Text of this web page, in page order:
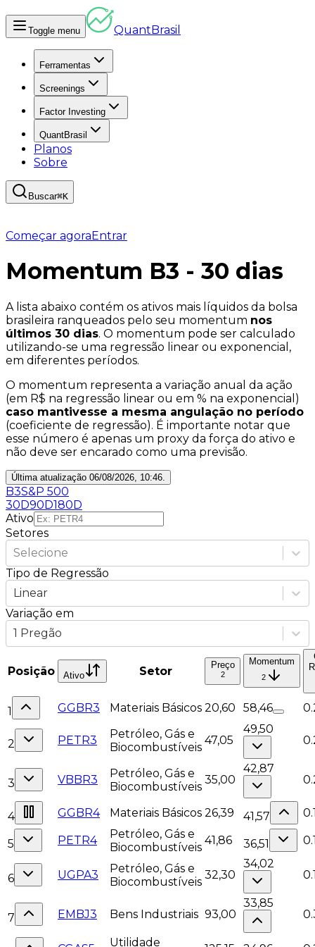
Toggle menu QuantBrasil
Ferramentas
Screenings
Factor Investing
QuantBrasil
Planos
Sobre
Buscar⌘K
Começar agoraEntrar
Momentum B3 - 30 dias
A lista abaixo contém os ativos mais líquidos da bolsa
brasileira ranqueados pelo seu momentum nos
últimos 30 dias. O momentum pode ser calculado
utilizando-se uma regressão linear ou exponencial,
em diferentes períodos.
O momentum representa a variação anual da ação
(em R$ na regressão linear ou em % na exponencial)
caso mantivesse a mesma angulação no período
(coeficiente de regressão). É importante notar que
esse número é apenas um proxy da força do ativo e
não deve ser encarado como uma previsão.
Última atualização 06/08/2026, 10:46
B3S&P 500
30D90D180D
Ativo
Setores
Selecione
Tipo de Regressão
Linear
Variação em
1 Pregão
Posição Ativo Setor Preço
2
Momentum
2
1 GGBR3 Materiais Básicos 20,60 58,46
2 PETR3
Petróleo, Gás e
Biocombustíveis
47,05
49,50
3 VBBR3
Petróleo, Gás e
Biocombustíveis
35,00
42,87
4 GGBR4 Materiais Básicos 26,39 41,57
5 PETR4
Petróleo, Gás e
Biocombustíveis
41,86 36,51
6 UGPA3
Petróleo, Gás e
Biocombustíveis
32,30
34,02
7 EMBJ3 Bens Industriais 93,00
33,85
Utilidade